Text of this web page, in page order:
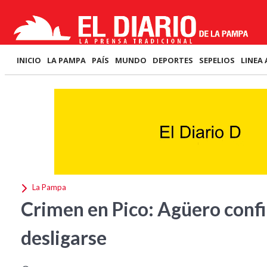
INICIO LA PAMPA PAÍS MUNDO DEPORTES SEPELIOS LINEA
La Pampa
Crimen en Pico: Agüero
desligarse